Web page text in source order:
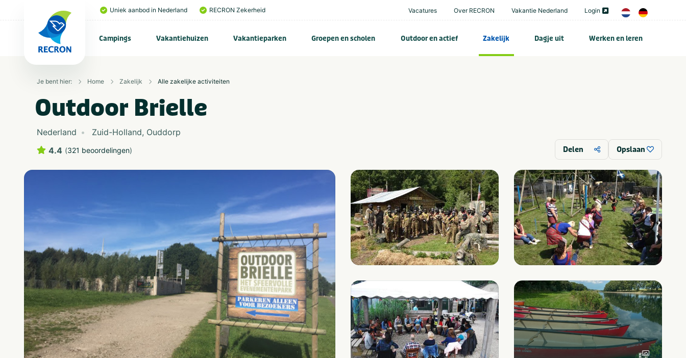
Uniek aanbod in Nederland RECRON Zekerheid Vacatures Over RECRON Vakantie Nederland Login
Campings Vakantiehuizen Vakantieparken Groepen en scholen Outdoor en actief Zakelijk Dagje uit Werken en leren
Je bent hier: Home Zakelijk Alle zakelijke activiteiten
Outdoor Brielle
Nederland Zuid-Holland, Ouddorp
4.4 (321 beoordelingen) Delen Opslaan